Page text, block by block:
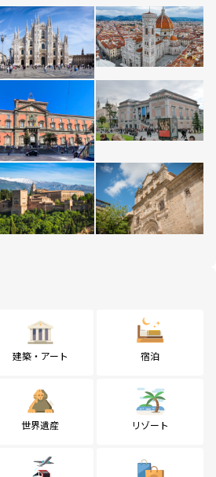
建築・アート 宿泊
世界遺産 リゾート